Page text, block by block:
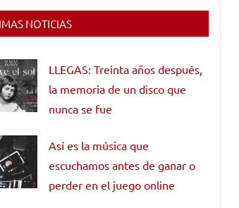
NOTICIAS
LLEGAS: Treinta años después,
la memoria de un disco que
nunca se fue
Así es la música que
escuchamos antes de ganar o
perder en el juego online